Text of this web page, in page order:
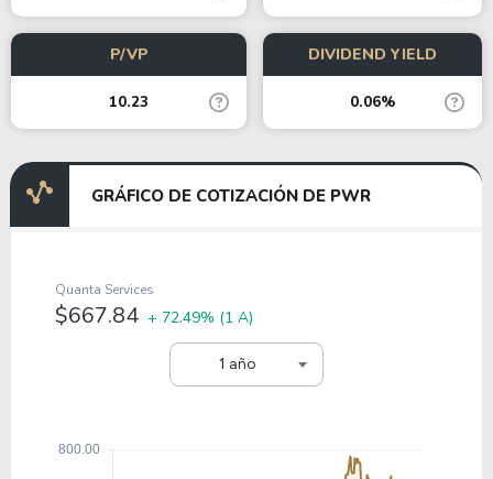
P/VP
10.23
DIVIDEND YIELD
0.06%
GRÁFICO DE COTIZACIÓN DE PWR
1 año
Quanta Services
$667.84 + 72.49% (1 A)